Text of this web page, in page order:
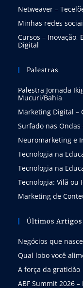
Netweaver –
Minhas redes
Cursos –
Digital
Palestras
Palestra Jornada
Mucuri/Bahia
Marketing Digital –
Surfado nas
Neuromarketing e
Tecnologia na
Tecnologia na
Tecnologia: Vilã ou
Marketing de
Últimos Artigos
Negócios que
Qual lobo você
A força da gratidão
ABF Summit 2026